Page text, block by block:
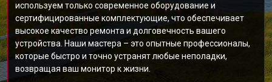
используем только современное оборудование и
сертифицированные комплектующие, что обеспечивает
высокое качество ремонта и долговечность вашего
устройства. Наши мастера – это опытные профессионалы,
которые быстро и точно устранят любые неполадки,
возвращая ваш монитор к жизни.